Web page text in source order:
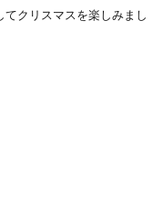
クリスマスを楽しみまし